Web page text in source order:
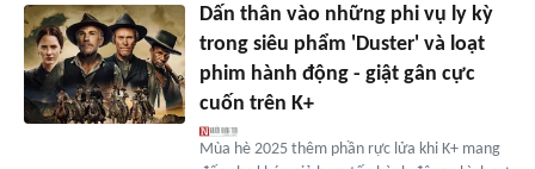
Dấn thân vào những phi vụ ly kỳ
trong siêu phẩm 'Duster' và loạt
phim hành động - giật gân cực
cuốn trên K+
Mùa hè 2025 thêm phần rực lửa khi K+ mang